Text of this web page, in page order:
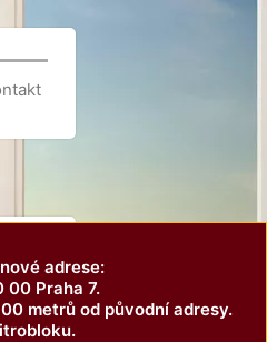
adrese:
00 Praha 7.
metrů od původní adresy.